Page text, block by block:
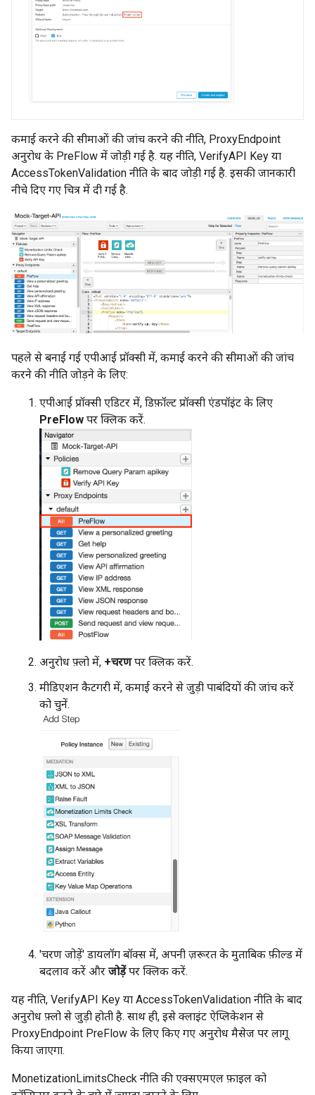
कमाई करने की सीमाओं की जांच करने की नीति, ProxyEndpoint
अनुरोध के PreFlow में जोड़ी गई है. यह नीति, VerifyAPI Key या
AccessTokenValidation नीति के बाद जोड़ी गई है. इसकी जानकारी
नीचे दिए गए चित्र में दी गई है.
पहले से बनाई गई एपीआई प्रॉक्सी में, कमाई करने की सीमाओं की जांच
करने की नीति जोड़ने के लिए:
एपीआई प्रॉक्सी एडिटर में, डिफ़ॉल्ट प्रॉक्सी एंडपॉइंट के लिए
PreFlow पर क्लिक करें.
अनुरोध फ़्लो में, +चरणपर क्लिक करें.
मीडिएशन कैटगरी में, कमाई करने से जुड़ी पाबंदियों की जांच करें
को चुनें.
'चरण जोड़ें' डायलॉग बॉक्स में, अपनी ज़रूरत के मुताबिक फ़ील्ड में
बदलाव करें और जोड़ेंपर क्लिक करें.
यह नीति, VerifyAPI Key या AccessTokenValidation नीति के बाद
अनुरोध फ़्लो से जुड़ी होती है. साथ ही, इसे क्लाइंट ऐप्लिकेशन से
ProxyEndpoint PreFlow के लिए किए गए अनुरोध मैसेज पर लागू
किया जाएगा.
MonetizationLimitsCheck नीति की एक्सएमएल फ़ाइल को